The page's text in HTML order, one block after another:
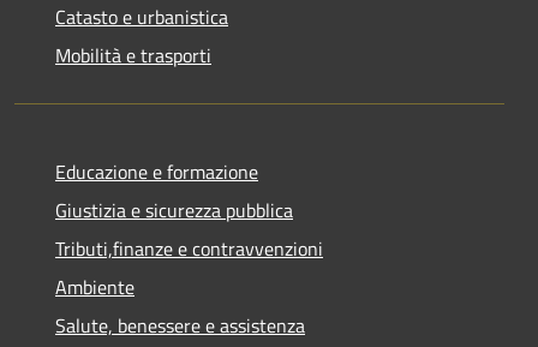
Catasto e urbanistica
Mobilità e trasporti
Educazione e formazione
Giustizia e sicurezza pubblica
Tributi,finanze e contravvenzioni
Ambiente
Salute, benessere e assistenza